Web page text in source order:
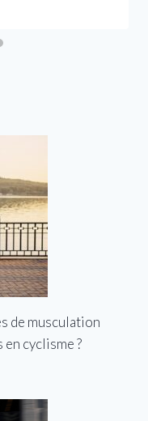
de musculation
cyclisme ?